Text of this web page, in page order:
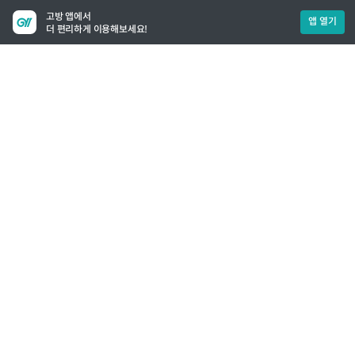
고방 앱에서
더 편리하게 이용해보세요!
앱 열기